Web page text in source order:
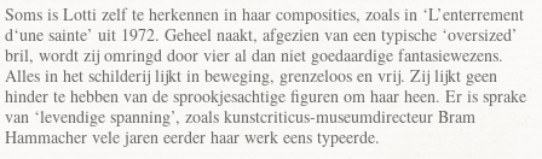
Soms is Lotti zelf te herkennen in haar composities, zoals in ‘L’enterrement
d‘une sainte’ uit 1972. Geheel naakt, afgezien van een typische ‘oversized’
bril, wordt zij omringd door vier al dan niet goedaardige fantasiewezens.
Alles in het schilderij lijkt in beweging, grenzeloos en vrij. Zij lijkt geen
hinder te hebben van de sprookjesachtige figuren om haar heen. Er is sprake
van ‘levendige spanning’, zoals kunstcriticus-museumdirecteur Bram
Hammacher vele jaren eerder haar werk eens typeerde.